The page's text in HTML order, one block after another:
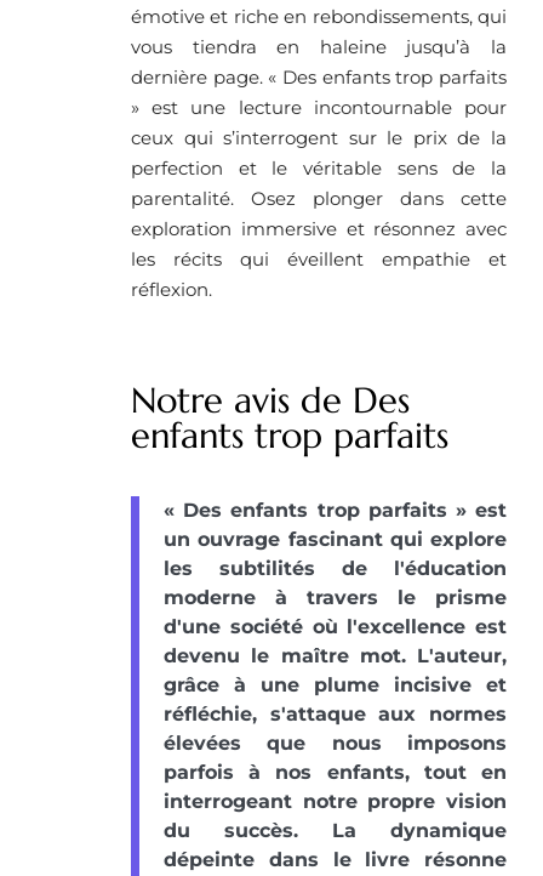
émotive et riche en rebondissements, qui
vous tiendra en haleine jusqu’à la
dernière page. « Des enfants trop parfaits
» est une lecture incontournable pour
ceux qui s’interrogent sur le prix de la
perfection et le véritable sens de la
parentalité. Osez plonger dans cette
exploration immersive et résonnez avec
les récits qui éveillent empathie et
réflexion.
Notre avis de Des
enfants trop parfaits
« Des enfants trop parfaits » est
un ouvrage fascinant qui explore
les subtilités de l'éducation
moderne à travers le prisme
d'une société où l'excellence est
devenu le maître mot. L'auteur,
grâce à une plume incisive et
réfléchie, s'attaque aux normes
élevées que nous imposons
parfois à nos enfants, tout en
interrogeant notre propre vision
du succès. La dynamique
dépeinte dans le livre résonne